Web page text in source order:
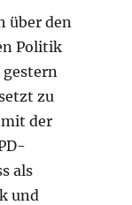
über den
Politik
zu
mit der
als
und